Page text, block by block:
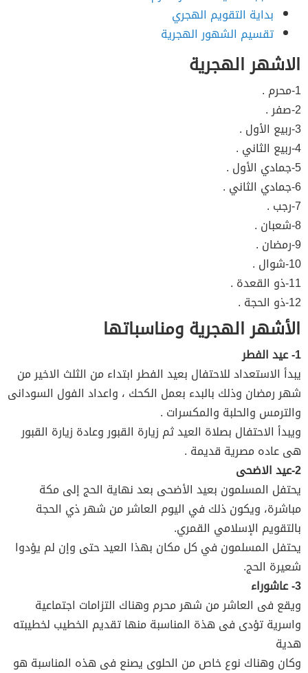
بداية التقويم الهجري
تقسيم الشهور الهجرية
الاشهر الهجرية
1-محرم .
2-صفر .
3-ربيع الأول .
4-ربيع الثاني .
5-جمادي الأول .
6-جمادي الثاني .
7-رجب .
8-شعبان .
9-رمضان .
10-شوال .
11-ذو القعدة .
12-ذو الحجة .
الأشهر الهجرية ومناسباتها
1- عيد الفطر
يبدأ الاستعداد للاحتفال بعيد الفطر ابتداء من الثلث الاخير من
شهر رمضان وذلك بالبدء بعمل الكحك ، واعداد الفول السودانى
والترمس والحلبة والمكسرات .
ويبدأ الاحتفال بصلاة العيد ثم زيارة القبور وعادة زيارة القبور
هى عاده مصرية قديمة .
2-عيد الاضحى
يحتفل المسلمون بعيد الأضحى بعد نهاية الحج إلى مكة
مباشرة، ويكون ذلك في اليوم العاشر من شهر ذي الحجة
بالتقويم الإسلامي القمري.
يحتفل المسلمون في كل مكان بهذا العيد حتى وإن لم يؤدوا
شعيرة الحج.
3- عاشوراء
ويقع فى العاشر من شهر محرم وهناك التزامات اجتماعية
واسرية تؤدى فى هذة المناسبة منها تقديم الخطيب لخطيبته
هدية
وكان وهناك نوع خاص من الحلوى يصنع فى هذه المناسبة هو